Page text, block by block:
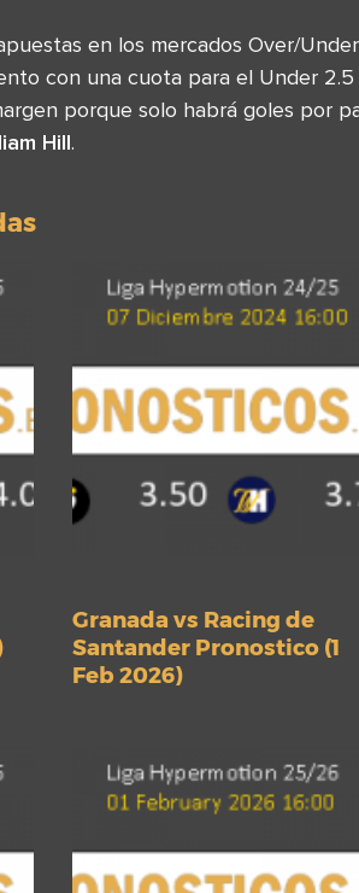
en los mercados Over/
con una cuota para el Under 2.5
porque solo habrá goles por
Hill.
Granada vs Racing de
Santander Pronostico (1
Feb 2026)